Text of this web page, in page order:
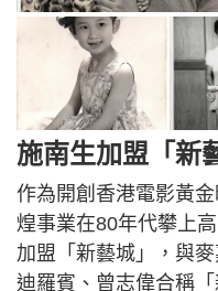
施南生加盟「新
作為開創香港電影黃
煌事業在80年代攀上
加盟「新藝城」，與
迪羅賓、曾志偉合稱